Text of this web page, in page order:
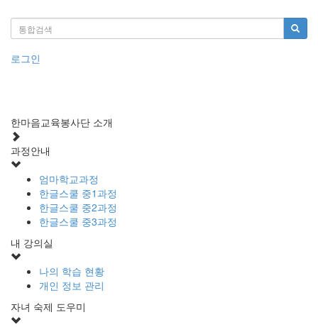
로그인
한마음교육봉사단 소개
과정안내
엄마학교과정
한글스쿨 중1과정
한글스쿨 중2과정
한글스쿨 중3과정
내 강의실
나의 학습 현황
개인 정보 관리
자녀 숙제 도우미